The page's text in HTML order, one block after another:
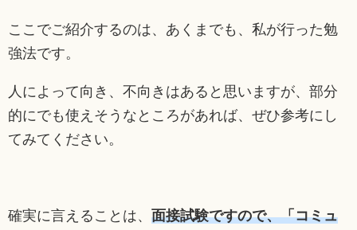
ここでご紹介するのは、あくまでも、私が行った勉
強法です。
人によって向き、不向きはあると思いますが、部分
的にでも使えそうなところがあれば、ぜひ参考にし
てみてください。
確実に言えることは、 面接試験ですので、「コミュ